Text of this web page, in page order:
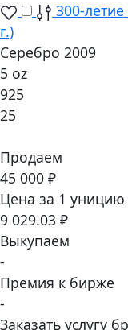
300-
г.)
Серебро 2009
5 oz
925
25
Продаем
45 000 ₽
Цена за 1 уницию
9 029.03 ₽
Выкупаем
-
Премия к бирже
-
Заказать услугу